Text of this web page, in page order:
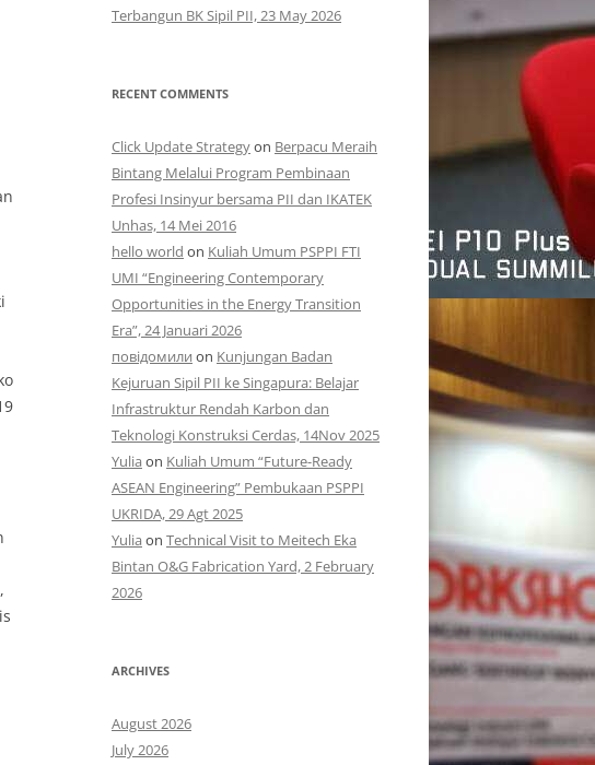
Terbangun BK Sipil PII, 23 May 2026
RECENT COMMENTS
Click Update Strategyon Berpacu Meraih
Bintang Melalui Program Pembinaan
Profesi Insinyur bersama PII dan IKATEK
Unhas, 14 Mei 2016
hello world on Kuliah Umum PSPPI FTI
UMI “Engineering Contemporary
Opportunities in the Energy Transition
Era”, 24 Januari 2026
повідомили on Kunjungan Badan
Kejuruan Sipil PII ke Singapura: Belajar
Infrastruktur Rendah Karbon dan
Teknologi Konstruksi Cerdas, 14Nov 2025
Yulia on Kuliah Umum “Future-Ready
ASEAN Engineering” Pembukaan PSPPI
UKRIDA, 29 Agt 2025
Yulia on Technical Visit to Meitech Eka
Bintan O&G Fabrication Yard, 2 February
2026
ARCHIVES
August 2026
July 2026